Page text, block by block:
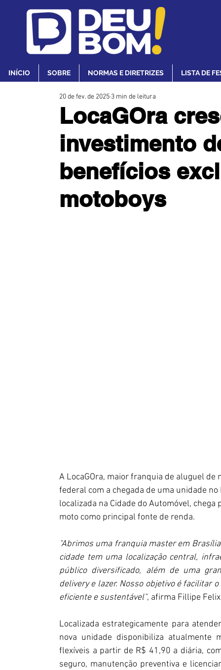
INÍCIO SOBRE NORMAS E DIRETRIZES LISTA DE
LocaGOra
investimento
benefícios
motoboys
20 de fev. de 2025 3 min de leitura
A LocaGOra, maior franquia de aluguel
federal com a chegada de uma unidade
localizada na Cidade do Automóvel,
moto como principal fonte de renda.
"Abrimos uma franquia master em
cidade tem uma localização central,
público diversificado, além de uma
delivery e lazer. Nosso objetivo é facilitar
eficiente e sustentável", afirma Fillipe
Localizada estrategicamente para
nova unidade disponibiliza atualmente
flexíveis a partir de R$ 41,90 a diária,
seguro, manutenção preventiva e